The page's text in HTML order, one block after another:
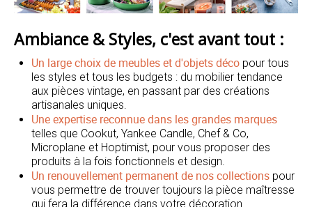
Ambiance & Styles, c'est avant tout :
Un large choix de meubles et d'objets déco pour tous
les styles et tous les budgets : du mobilier tendance
aux pièces vintage, en passant par des créations
artisanales uniques.
Une expertise reconnue dans les grandes marques
telles que Cookut, Yankee Candle, Chef & Co,
Microplane et Hoptimist, pour vous proposer des
produits à la fois fonctionnels et design.
Un renouvellement permanent de nos collections pour
vous permettre de trouver toujours la pièce maîtresse
qui fera la différence dans votre décoration.